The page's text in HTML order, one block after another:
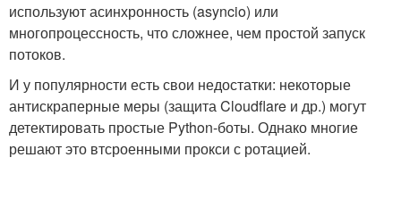
используют асинхронность (asyncio) или
многопроцессность, что сложнее, чем простой запуск
потоков.
И у популярности есть свои недостатки: некоторые
антискраперные меры (защита Cloudflare и др.) могут
детектировать простые Python-боты. Однако многие
решают это втсроенными прокси с ротацией.